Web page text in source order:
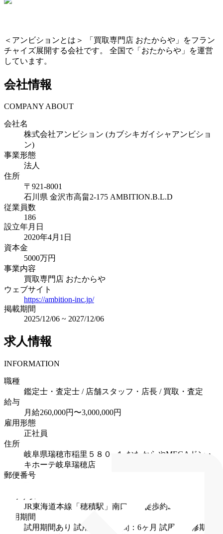
＜アンビションとは＞ 「買取専門店 おたからや」をフラン
チャイズ展開する会社です。 全国で「おたからや」を運営
しています。
会社情報
COMPANY ABOUT
会社名
株式会社アンビション (カブシキガイシャアンビショ
ン)
事業形態
法人
住所
〒 921-8001
石川県 金沢市高畠2-175 AMBITION.B.L.D
従業員数
186
設立年月日
2020年4月1日
資本金
5000万円
事業内容
買取専門店 おたからや
ウェブサイト
https://ambition-inc.jp/
掲載期間
2025/12/06 ~ 2027/12/06
求人情報
INFORMATION
職種
鑑定士・査定士 / 店舗スタッフ・店長 / 買取・査定
給与
月給260,000円〜3,000,000円
雇用形態
正社員
住所
岐阜県瑞穂市稲里５８０−１
おたからやMEGAドン・
キホーテ岐阜瑞穂店
郵便番号
JR東海道本線「穂積駅」南口より徒歩約20分
試用期間
試用期間あり 試用・研修期間：6ヶ月 試用・研修期間